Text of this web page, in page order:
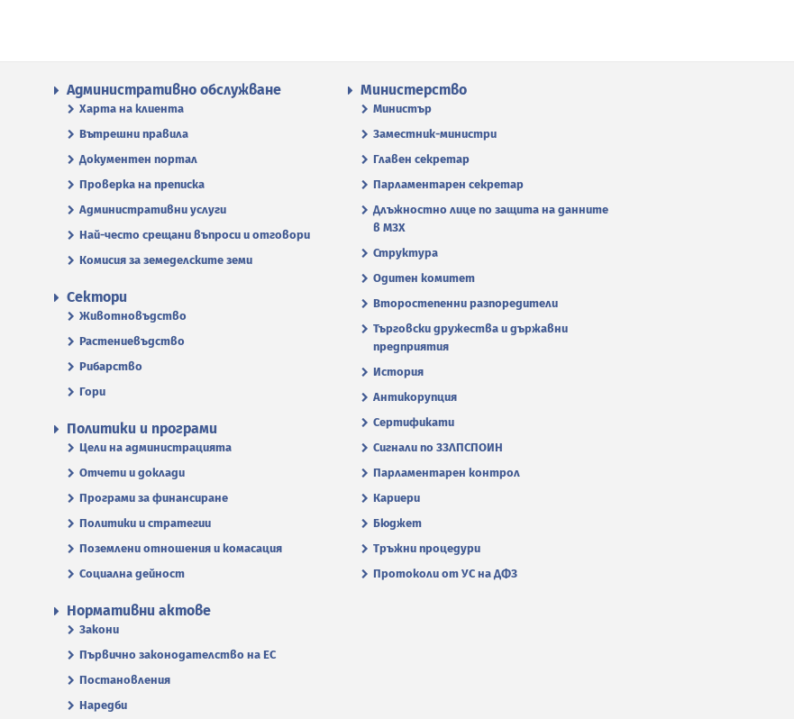
Административно обслужване
Харта на клиента
Вътрешни правила
Документен портал
Проверка на преписка
Административни услуги
Най-често срещани въпроси и отговори
Комисия за земеделските земи
Министерство
Министър
Заместник-министри
Главен секретар
Парламентарен секретар
Длъжностно лице по защита на данните
в МЗХ
Структура
Одитен комитет
Второстепенни разпоредители
Търговски дружества и държавни
предприятия
История
Антикорупция
Сертификати
Сигнали по ЗЗЛПСПОИН
Парламентарен контрол
Кариери
Бюджет
Тръжни процедури
Протоколи от УС на ДФЗ
Сектори
Животновъдство
Растениевъдство
Рибарство
Гори
Политики и програми
Цели на администрацията
Отчети и доклади
Програми за финансиране
Политики и стратегии
Поземлени отношения и комасация
Социална дейност
Нормативни актове
Закони
Първично законодателство на ЕС
Постановления
Наредби